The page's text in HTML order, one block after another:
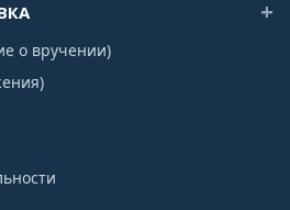
о вручении)